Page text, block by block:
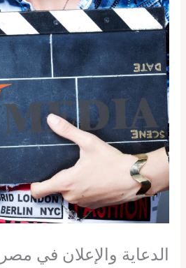
الدعاية والإعلان في مصر